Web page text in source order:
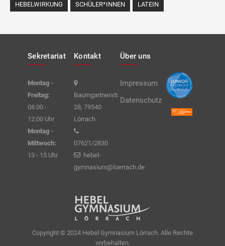
HEBELWIRKUNG SCHÜLER*INNEN LATEIN
Sekretariat
Montag -
Freitag:
08:00 -
12:00 Uhr
Montag -
Mittwoch:
13 - 15 Uhr
Kontakt
Baumgartnerstr.
28, 79540
Lörrach
07621/2830
hebel-
gymnasium@loerrach.de
Über uns
Impressum
Datenschutz
Copyright © 2024 Hebel Gymnasium Lörrach. Alle Rechte
vorbehalten.